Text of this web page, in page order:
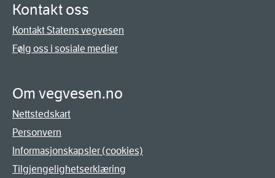
Kontakt oss
Kontakt Statens vegvesen
Følg oss i sosiale medier
Om vegvesen.no
Nettstedskart
Personvern
Informasjonskapsler (cookies)
Tilgjengelighetserklæring